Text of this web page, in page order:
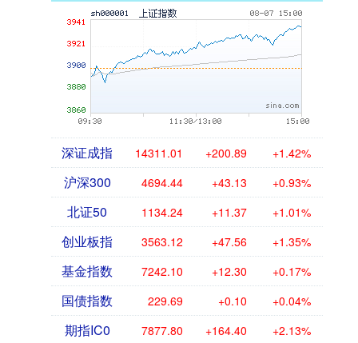
深证成指 14311.01 +200.89 +1.42%
沪深300 4694.44 +43.13 +0.93%
北证50 1134.24 +11.37 +1.01%
创业板指 3563.12 +47.56 +1.35%
基金指数 7242.10 +12.30 +0.17%
国债指数 229.69 +0.10 +0.04%
期指IC0 7877.80 +164.40 +2.13%